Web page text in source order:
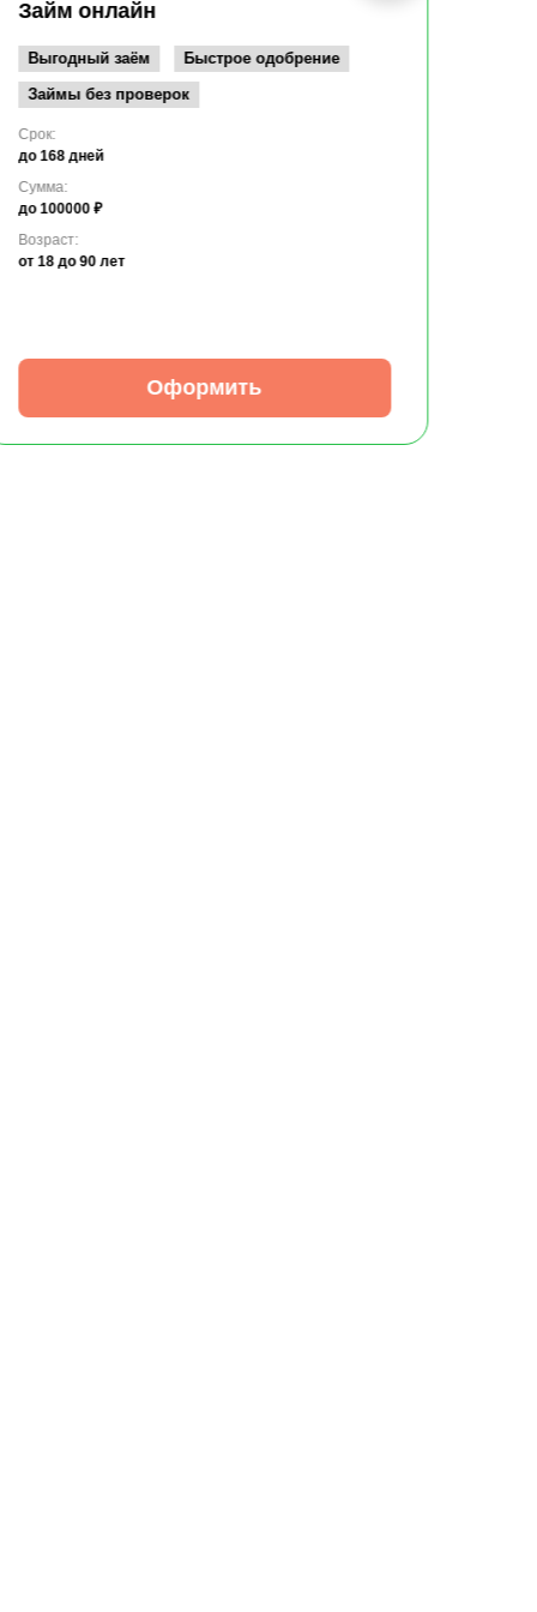
Займ онлайн
Выгодный заём
Быстрое одобрение
Займы без проверок
Срок:
до 168 дней
Сумма:
до 100000 ₽
Возраст:
от 18 до 90 лет
Оформить